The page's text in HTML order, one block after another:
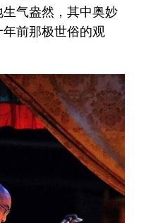
气盎然，其中奥妙
前那极世俗的观